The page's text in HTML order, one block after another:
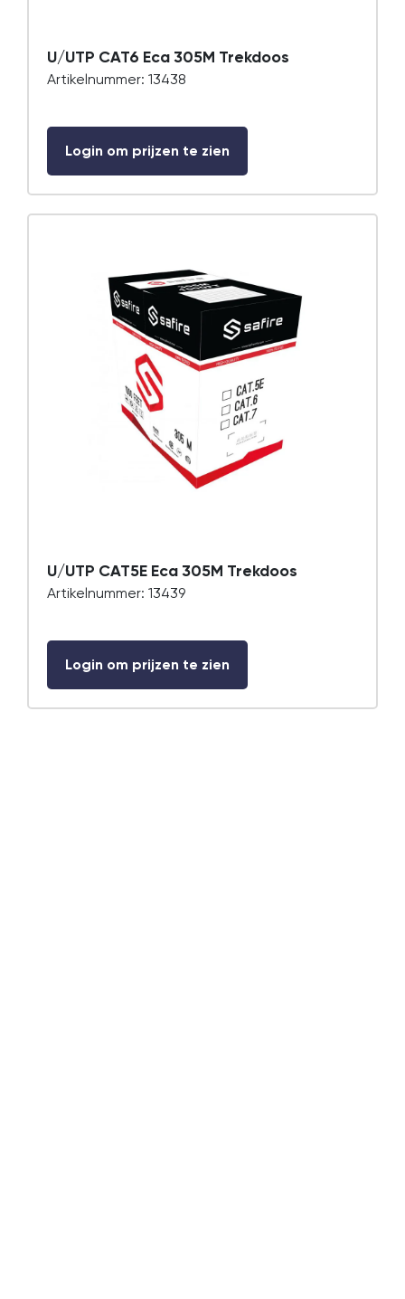
U/UTP CAT6 Eca 305M Trekdoos
Artikelnummer: 13438
Login om prijzen te zien
U/UTP CAT5E Eca 305M Trekdoos
Artikelnummer: 13439
Login om prijzen te zien